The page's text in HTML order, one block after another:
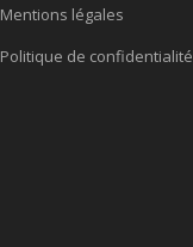
Mentions légales
Politique de confidentialité